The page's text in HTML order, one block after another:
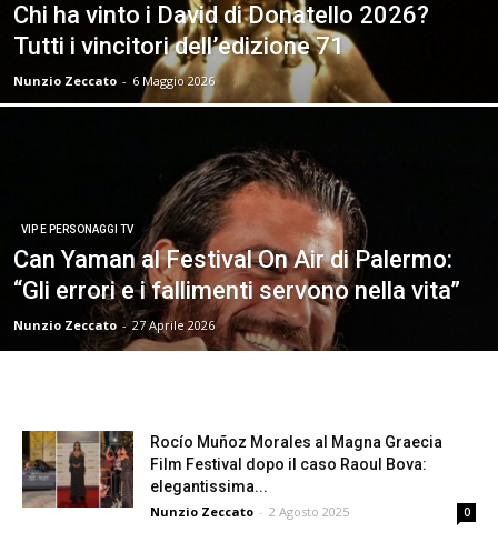
Chi ha vinto i David di Donatello 2026?
Tutti i vincitori dell’edizione 71
Nunzio Zeccato - 6 Maggio 2026
VIP E PERSONAGGI TV
Can Yaman al Festival On Air di Palermo:
“Gli errori e i fallimenti servono nella vita”
Nunzio Zeccato - 27 Aprile 2026
Rocío Muñoz Morales al Magna Graecia
Film Festival dopo il caso Raoul Bova:
elegantissima...
Nunzio Zeccato - 2 Agosto 2025 0